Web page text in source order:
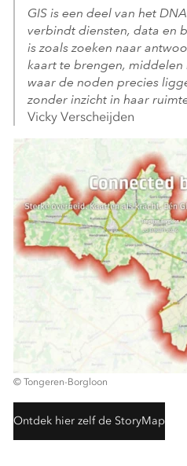
GIS is een deel van het
verbindt diensten, data en
is zoals zoeken naar
kaart te brengen,
waar de noden precies
zonder inzicht in haar
Vicky Verscheijden
© Tongeren-Borgloon
Ontdek hier zelf de StoryMap